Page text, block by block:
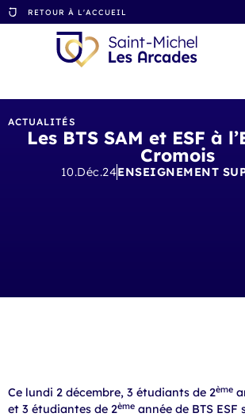
RETOUR À L'ACCUEIL
ACTUALITÉS
Les BTS SAM et ESF à
Cromois
10.Déc.24ENSEIGNEMENT
Ce lundi 2 décembre, 3 étudiants de 2ème
et 3 étudiantes de 2ème année de BTS ESF